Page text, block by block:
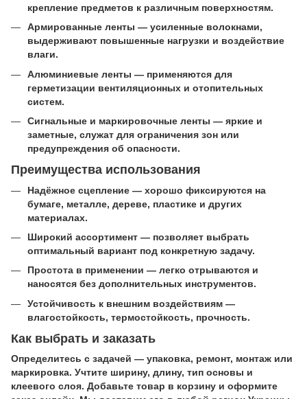
крепление предметов к различным поверхностям.
Армированные ленты — усиленные волокнами,
выдерживают повышенные нагрузки и воздействие
влаги.
Алюминиевые ленты — применяются для
герметизации вентиляционных и отопительных
систем.
Сигнальные и маркировочные ленты — яркие и
заметные, служат для ограничения зон или
предупреждения об опасности.
Преимущества использования
Надёжное сцепление — хорошо фиксируются на
бумаге, металле, дереве, пластике и других
материалах.
Широкий ассортимент — позволяет выбрать
оптимальный вариант под конкретную задачу.
Простота в применении — легко отрываются и
наносятся без дополнительных инструментов.
Устойчивость к внешним воздействиям —
влагостойкость, термостойкость, прочность.
Как выбрать и заказать
Определитесь с задачей — упаковка, ремонт, монтаж или
маркировка. Учтите ширину, длину, тип основы и
клеевого слоя. Добавьте товар в корзину и оформите